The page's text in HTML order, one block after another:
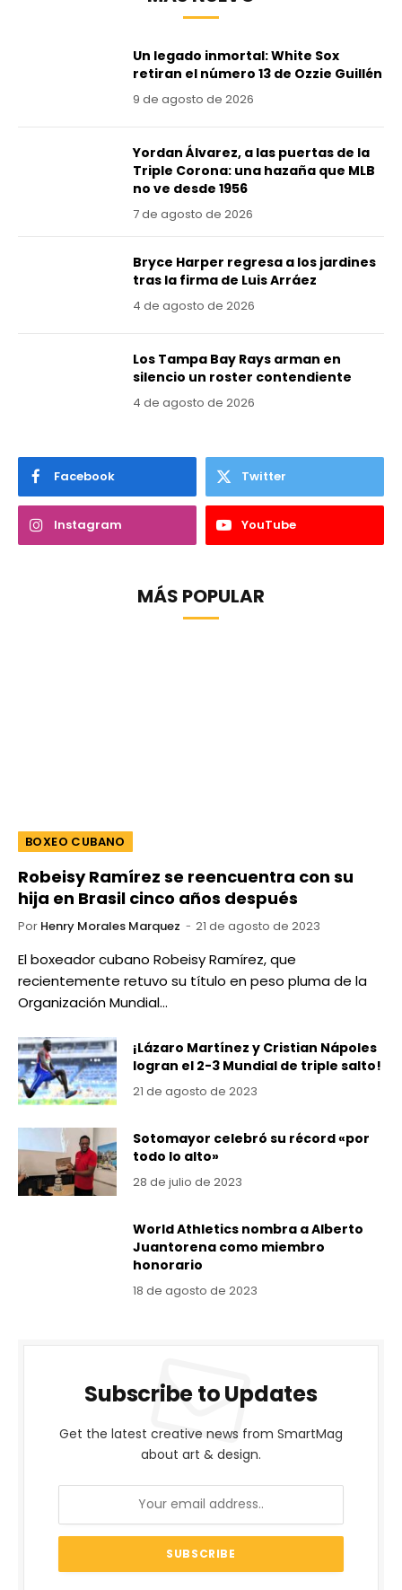
Un legado inmortal: White Sox
retiran el número 13 de Ozzie Guillén
9 de agosto de 2026
Yordan Álvarez, a las puertas de la
Triple Corona: una hazaña que MLB
no ve desde 1956
7 de agosto de 2026
Bryce Harper regresa a los jardines
tras la firma de Luis Arráez
4 de agosto de 2026
Los Tampa Bay Rays arman en
silencio un roster contendiente
4 de agosto de 2026
Facebook Twitter
Instagram YouTube
MÁS POPULAR
BOXEO CUBANO
Robeisy Ramírez se reencuentra con su
hija en Brasil cinco años después
Por Henry Morales Marquez 21 de agosto de 2023
El boxeador cubano Robeisy Ramírez, que
recientemente retuvo su título en peso pluma de la
Organización Mundial…
¡Lázaro Martínez y Cristian Nápoles
logran el 2-3 Mundial de triple salto!
21 de agosto de 2023
Sotomayor celebró su récord «por
todo lo alto»
28 de julio de 2023
World Athletics nombra a Alberto
Juantorena como miembro
honorario
18 de agosto de 2023
Subscribe to Updates
Get the latest creative news from SmartMag
about art & design.